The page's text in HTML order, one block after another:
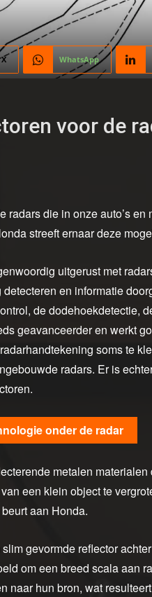
X WhatsApp
voor de
die in onze auto’s
streeft ernaar deze
uitgerust met
en informatie
de dodehoekdetectie,
geavanceerder en werkt
soms te
radars. Er is
onder de radar
metalen
een klein object te
aan Honda.
gevormde reflector
om een breed scala aan
naar hun bron, wat